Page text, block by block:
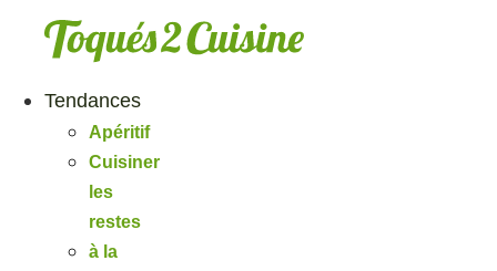
Tendances
Apéritif
Cuisiner
les
restes
à la